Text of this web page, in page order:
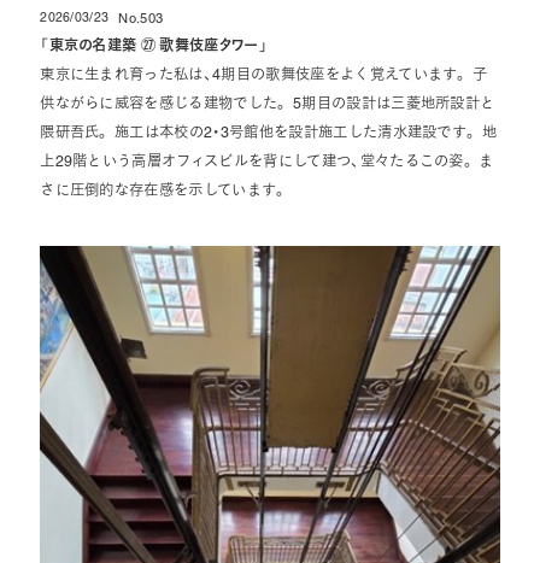
「 東京の名建築 ㉗ 歌舞伎座タワー 」
東京に生まれ育った私は、4期目の歌舞伎座をよく覚えています。 子
供ながらに威容を感じる建物でした。 5期目の設計は三菱地所設計と
隈研吾氏。 施工は本校の2・3号館他を設計施工した清水建設です。 地
上29階という高層オフィスビルを背にして建つ、堂々たるこの姿。 ま
さに圧倒的な存在感を示しています。
2026/03/23 No.503